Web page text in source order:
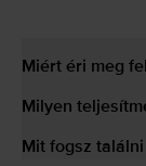
Miért éri meg
Milyen
Mit fogsz